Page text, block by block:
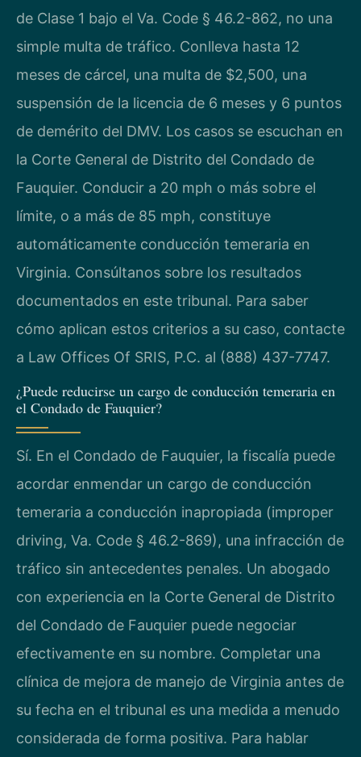
de Clase 1 bajo el Va. Code § 46.2-862, no una
simple multa de tráfico. Conlleva hasta 12
meses de cárcel, una multa de $2,500, una
suspensión de la licencia de 6 meses y 6 puntos
de demérito del DMV. Los casos se escuchan en
la Corte General de Distrito del Condado de
Fauquier. Conducir a 20 mph o más sobre el
límite, o a más de 85 mph, constituye
automáticamente conducción temeraria en
Virginia. Consúltanos sobre los resultados
documentados en este tribunal. Para saber
cómo aplican estos criterios a su caso, contacte
a Law Offices Of SRIS, P.C. al (888) 437-7747.
¿Puede reducirse un cargo de conducción temeraria en
el Condado de Fauquier?
Sí. En el Condado de Fauquier, la fiscalía puede
acordar enmendar un cargo de conducción
temeraria a conducción inapropiada (improper
driving, Va. Code § 46.2-869), una infracción de
tráfico sin antecedentes penales. Un abogado
con experiencia en la Corte General de Distrito
del Condado de Fauquier puede negociar
efectivamente en su nombre. Completar una
clínica de mejora de manejo de Virginia antes de
su fecha en el tribunal es una medida a menudo
considerada de forma positiva. Para hablar